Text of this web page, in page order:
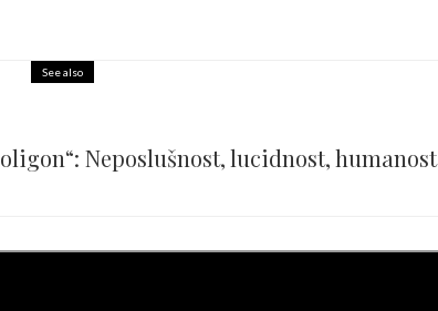
See also
Neposlušnost, lucidnost, humanost